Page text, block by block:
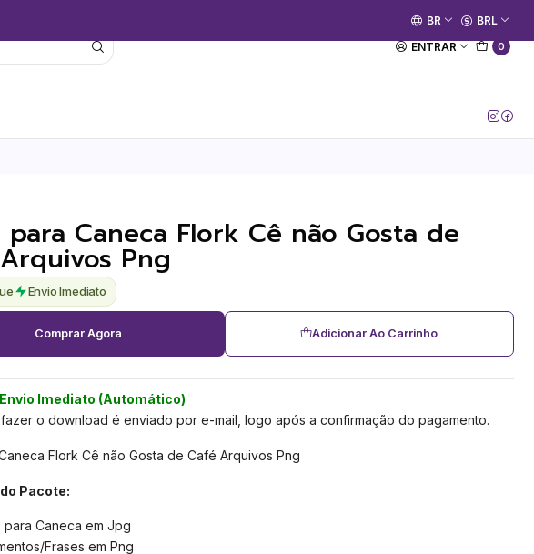
ENTRAR 0
[Entrar no Canal]
BR BRL
Caneca Flork Cê não Gosta de
Png
Envio Imediato
Adicionar Ao Carrinho
Comprar Agora
Envio Imediato (Automático)
o download é enviado por e-mail, logo após a confirmação do pagamento.
Flork Cê não Gosta de Café Arquivos Png
Pacote:
para Caneca em Jpg
Frases em Png